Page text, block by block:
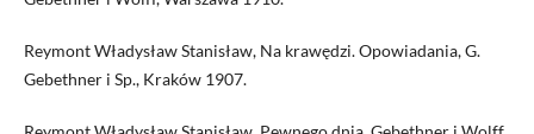
Reymont Władysław Stanisław, Na krawędzi. Opowiadania, G.
Gebethner i Sp., Kraków 1907.